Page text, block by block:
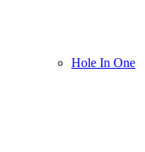
Hole In One